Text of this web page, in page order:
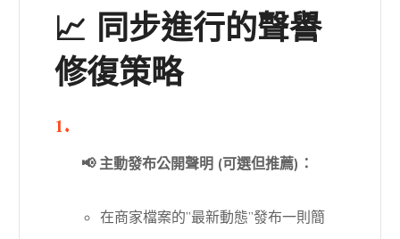
📈 同步進行的聲譽
修復策略
📢 主動發布公開聲明 (可選但推薦)：
在商家檔案的”最新動態”發布一則簡